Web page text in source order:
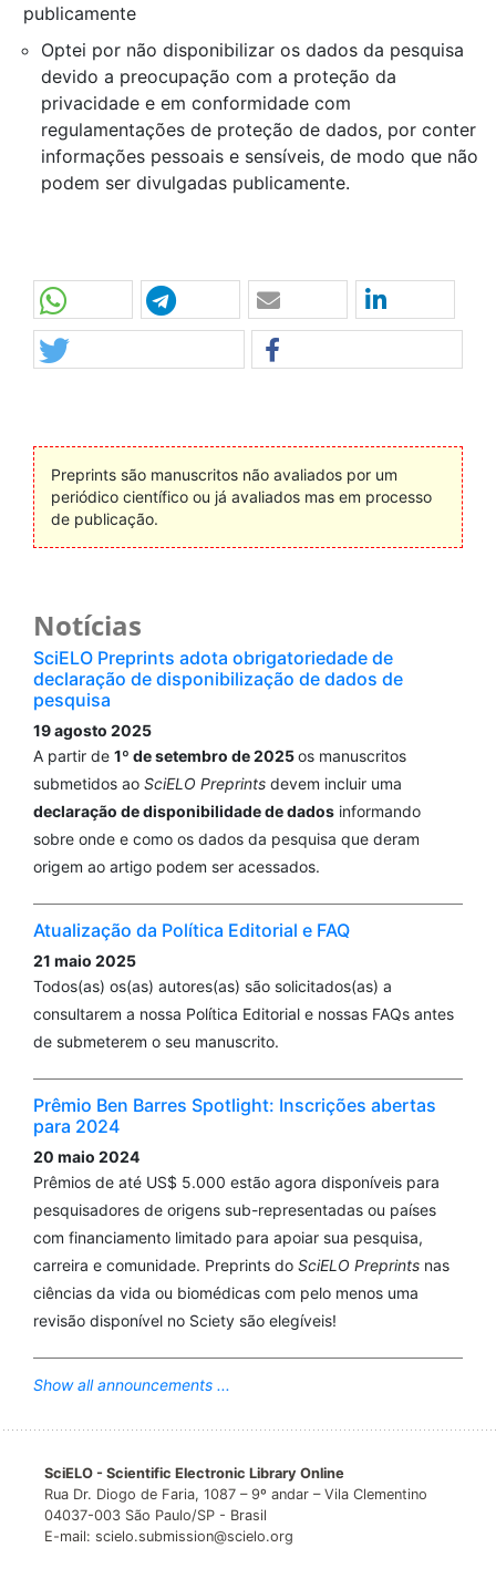
publicamente
Optei por não disponibilizar os dados da pesquisa
devido a preocupação com a proteção da
privacidade e em conformidade com
regulamentações de proteção de dados, por conter
informações pessoais e sensíveis, de modo que não
podem ser divulgadas publicamente.
Preprints são manuscritos não avaliados por um
periódico científico ou já avaliados mas em processo
de publicação.
Notícias
SciELO Preprints adota obrigatoriedade de
declaração de disponibilização de dados de
pesquisa
19 agosto 2025
A partir de 1º de setembro de 2025os manuscritos
submetidos ao SciELO Preprints devem incluir uma
declaração de disponibilidade de dados informando
sobre onde e como os dados da pesquisa que deram
origem ao artigo podem ser acessados.
Atualização da Política Editorial e FAQ
21 maio 2025
Todos(as) os(as) autores(as) são solicitados(as) a
consultarem a nossa Política Editorial e nossas FAQs antes
de submeterem o seu manuscrito.
Prêmio Ben Barres Spotlight: Inscrições abertas
para 2024
20 maio 2024
Prêmios de até US$ 5.000 estão agora disponíveis para
pesquisadores de origens sub-representadas ou países
com financiamento limitado para apoiar sua pesquisa,
carreira e comunidade. Preprints do SciELO Preprints nas
ciências da vida ou biomédicas com pelo menos uma
revisão disponível no Sciety são elegíveis!
Show all announcements ...
SciELO - Scientific Electronic Library Online
Rua Dr. Diogo de Faria, 1087 – 9º andar – Vila Clementino
04037-003 São Paulo/SP - Brasil
E-mail: scielo.submission@scielo.org